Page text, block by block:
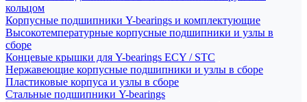
кольцом
Корпусные подшипники Y-bearings и комплектующие
Высокотемпературные корпусные подшипники и узлы в
сборе
Концевые крышки для Y-bearings ECY / STC
Нержавеющие корпусные подшипники и узлы в сборе
Пластиковые корпуса и узлы в сборе
Стальные подшипники Y-bearings